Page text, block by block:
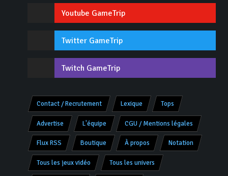
Youtube GameTrip
Twitter GameTrip
Twitch GameTrip
Contact / Recrutement Lexique Tops
Advertise L'équipe CGU / Mentions légales
Flux RSS Boutique À propos Notation
Tous les jeux vidéo Tous les univers